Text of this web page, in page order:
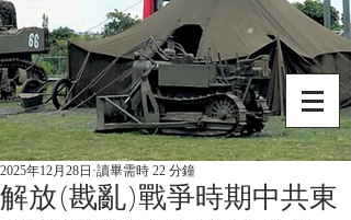
解放(戡亂)戰爭時期中共東
2025年12月28日 讀畢需時 22 分鐘